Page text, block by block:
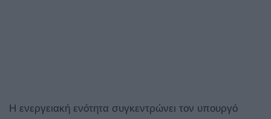
Η ενεργειακή ενότητα συγκεντρώνει τον υπουργό